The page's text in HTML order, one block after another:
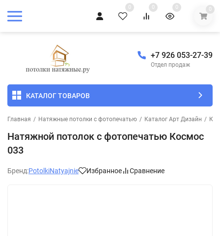
0 0 0 0
+7 926 053-27-39
Отдел продаж
КАТАЛОГ ТОВАРОВ
Главная / Натяжные потолки с фотопечатью / Каталог Арт Дизайн /
Натяжной потолок с фотопечатью Космос
033
Бренд:PotolkiNatyajnie Избранное Сравнение